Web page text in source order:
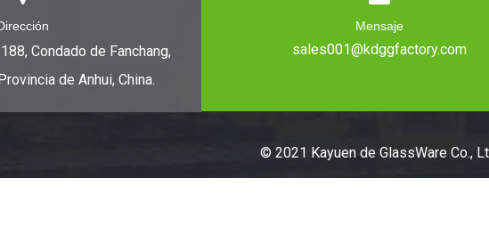
Condado de Fanchang,
de Anhui, China.
Mensaje
sales001@kdggfactory.com
© 2021 Kayuen de GlassWare Co.,